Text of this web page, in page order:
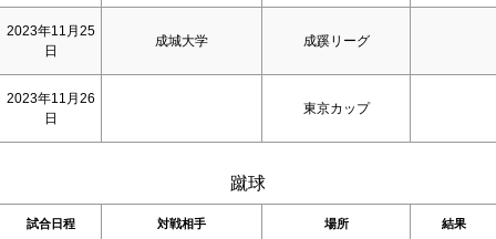
2023年11月25
日
成城大学 成蹊リーグ
2023年11月26
日
東京カップ
蹴球
試合日程 対戦相手 場所 結果